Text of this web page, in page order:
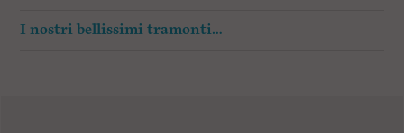
I nostri bellissimi tramonti…